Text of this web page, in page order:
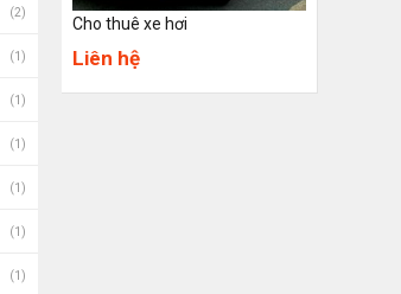
(2)
(1)
(1)
(1)
(1)
(1)
(1)
Cho thuê xe hơi
Liên hệ